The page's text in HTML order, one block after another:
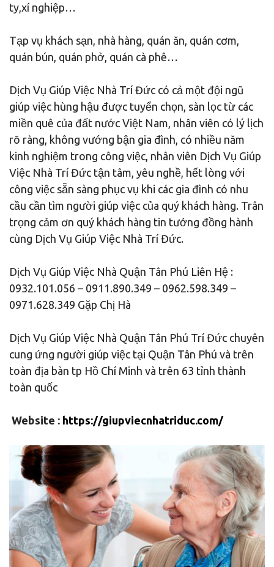
ty,xí nghiệp…
Tạp vụ khách sạn, nhà hàng, quán ăn, quán cơm,
quán bún, quán phở, quán cà phê…
Dịch Vụ Giúp Việc Nhà Trí Đức có cả một đội ngũ
giúp việc hùng hậu được tuyển chọn, sàn lọc từ các
miền quê của đất nước Việt Nam, nhân viên có lý lịch
rõ ràng, không vướng bận gia đình, có nhiều năm
kinh nghiệm trong công việc, nhân viên Dịch Vụ Giúp
Việc Nhà Trí Đức tận tâm, yêu nghề, hết lòng với
công việc sẵn sàng phục vụ khi các gia đình có nhu
cầu cần tìm người giúp việc của quý khách hàng. Trân
trọng cảm ơn quý khách hàng tin tưởng đồng hành
cùng Dịch Vụ Giúp Việc Nhà Trí Đức.
Dịch Vụ Giúp Việc Nhà Quận Tân Phú Liên Hệ :
0932.101.056 – 0911.890.349 – 0962.598.349 –
0971.628.349 Gặp Chị Hà
Dịch Vụ Giúp Việc Nhà Quận Tân Phú Trí Đức chuyên
cung ứng người giúp việc tại Quận Tân Phú và trên
toàn địa bàn tp Hồ Chí Minh và trên 63 tỉnh thành
toàn quốc
Website : https://giupviecnhatriduc.com/